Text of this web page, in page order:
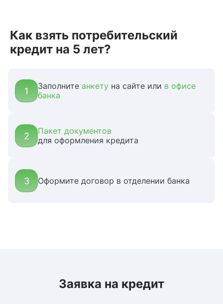
Как взять потребительский
кредит на 5 лет?
1 Заполните анкету на сайте или в офисе
банка
2
Пакет документов
для оформления кредита
3 Оформите договор в отделении банка
Заявка на кредит